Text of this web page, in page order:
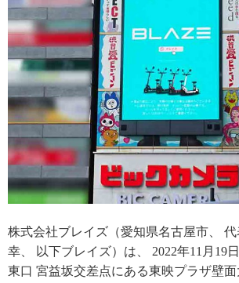
株式会社ブレイズ（愛知県名古屋市、
幸、 以下ブレイズ）は、 2022年11月19
東口 宮益坂交差点にある東映プラザ壁